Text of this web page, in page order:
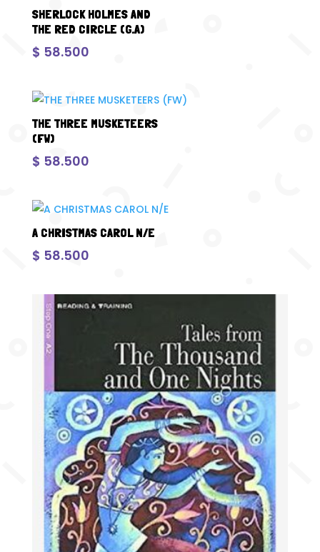
SHERLOCK HOLMES AND
THE RED CIRCLE (G.A)
$ 58.500
THE THREE MUSKETEERS
(FW)
$ 58.500
A CHRISTMAS CAROL N/E
$ 58.500